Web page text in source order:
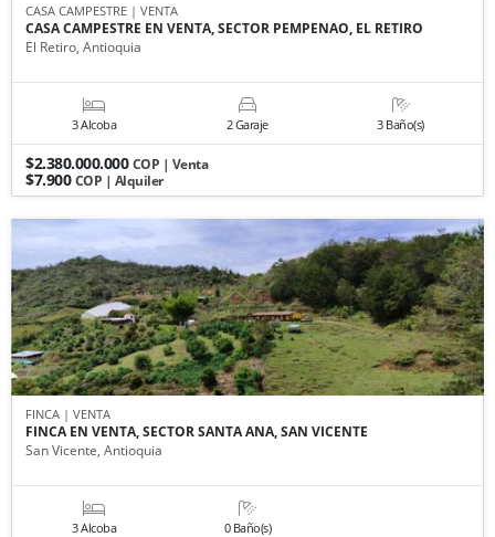
CASA CAMPESTRE | VENTA
CASA CAMPESTRE EN VENTA, SECTOR PEMPENAO, EL RETIRO
El Retiro, Antioquia
3 Alcoba 2 Garaje 3 Baño(s)
$2.380.000.000COP | Venta
$7.900COP | Alquiler
FINCA | VENTA
FINCA EN VENTA, SECTOR SANTA ANA, SAN VICENTE
San Vicente, Antioquia
3 Alcoba 0 Baño(s)